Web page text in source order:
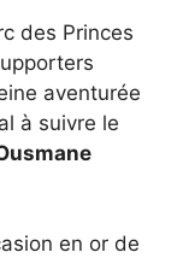
des Princes
aventurée
à suivre le
en or de